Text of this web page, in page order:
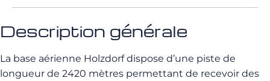
Description générale
La base aérienne Holzdorf dispose d’une piste de
longueur de 2420 mètres permettant de recevoir des